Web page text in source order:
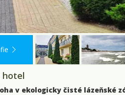
hotel
v ekologicky čisté lázeňské